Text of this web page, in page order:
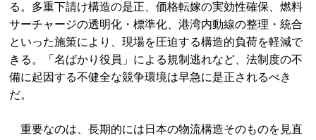
る。多重下請け構造の是正、価格転嫁の実効性確保、燃料
サーチャージの透明化・標準化、港湾内動線の整理・統合
といった施策により、現場を圧迫する構造的負荷を軽減で
きる。「名ばかり役員」による規制逃れなど、法制度の不
備に起因する不健全な競争環境は早急に是正されるべき
だ。
重要なのは、長期的には日本の物流構造そのものを見直